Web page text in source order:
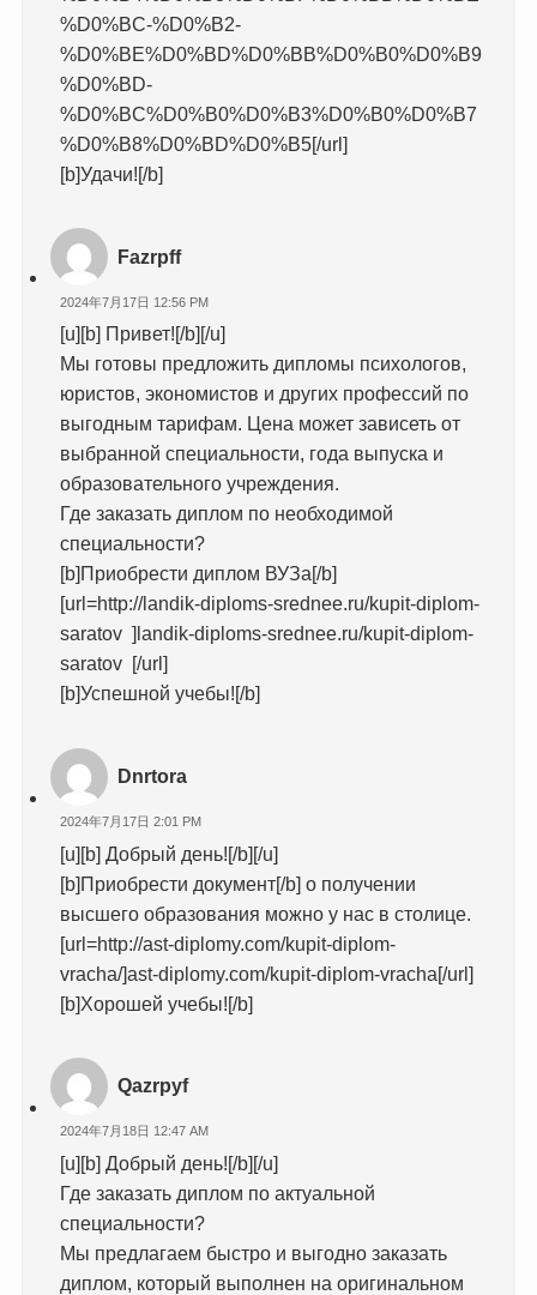
%D0%BC-%D0%B2-
%D0%BE%D0%BD%D0%BB%D0%B0%D0%B9
%D0%BD-
%D0%BC%D0%B0%D0%B3%D0%B0%D0%B7
%D0%B8%D0%BD%D0%B5[/url]
[b]Удачи![/b]
Fazrpff
2024年7月17日 12:56 PM
[u][b] Привет![/b][/u]
Мы готовы предложить дипломы психологов,
юристов, экономистов и других профессий по
выгодным тарифам. Цена может зависеть от
выбранной специальности, года выпуска и
образовательного учреждения.
Где заказать диплом по необходимой
специальности?
[b]Приобрести диплом ВУЗа[/b]
[url=http://landik-diploms-srednee.ru/kupit-diplom-
saratov ]landik-diploms-srednee.ru/kupit-diplom-
saratov [/url]
[b]Успешной учебы![/b]
Dnrtora
2024年7月17日 2:01 PM
[u][b] Добрый день![/b][/u]
[b]Приобрести документ[/b] о получении
высшего образования можно у нас в столице.
[url=http://ast-diplomy.com/kupit-diplom-
vracha/]ast-diplomy.com/kupit-diplom-vracha[/url]
[b]Хорошей учебы![/b]
Qazrpyf
2024年7月18日 12:47 AM
[u][b] Добрый день![/b][/u]
Где заказать диплом по актуальной
специальности?
Мы предлагаем быстро и выгодно заказать
диплом, который выполнен на оригинальном